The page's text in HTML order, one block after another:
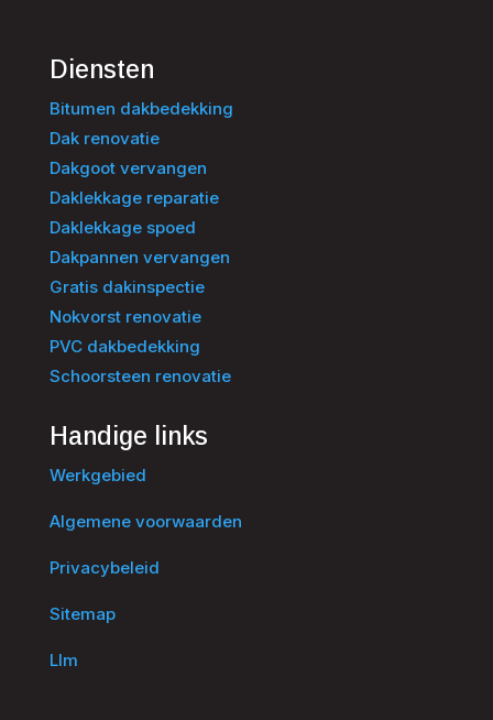
Diensten
Bitumen dakbedekking
Dak renovatie
Dakgoot vervangen
Daklekkage reparatie
Daklekkage spoed
Dakpannen vervangen
Gratis dakinspectie
Nokvorst renovatie
PVC dakbedekking
Schoorsteen renovatie
Handige links
Werkgebied
Algemene voorwaarden
Privacybeleid
Sitemap
Llm